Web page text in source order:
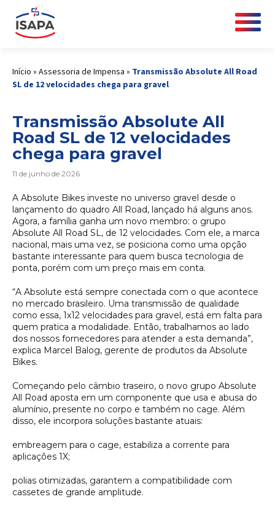
Início » Assessoria de Impensa » Transmissão Absolute All Road
SL de 12 velocidades chega para gravel
Transmissão Absolute All
Road SL de 12 velocidades
chega para gravel
11 de junho de 2026
A Absolute Bikes investe no universo gravel desde o
lançamento do quadro All Road, lançado há alguns anos.
Agora, a família ganha um novo membro: o grupo
Absolute All Road SL, de 12 velocidades. Com ele, a marca
nacional, mais uma vez, se posiciona como uma opção
bastante interessante para quem busca tecnologia de
ponta, porém com um preço mais em conta.
“A Absolute está sempre conectada com o que acontece
no mercado brasileiro. Uma transmissão de qualidade
como essa, 1x12 velocidades para gravel, está em falta para
quem pratica a modalidade. Então, trabalhamos ao lado
dos nossos fornecedores para atender a esta demanda”,
explica Marcel Balog, gerente de produtos da Absolute
Bikes.
Começando pelo câmbio traseiro, o novo grupo Absolute
All Road aposta em um componente que usa e abusa do
alumínio, presente no corpo e também no cage. Além
disso, ele incorpora soluções bastante atuais:
embreagem para o cage, estabiliza a corrente para
aplicações 1X;
polias otimizadas, garantem a compatibilidade com
cassetes de grande amplitude.